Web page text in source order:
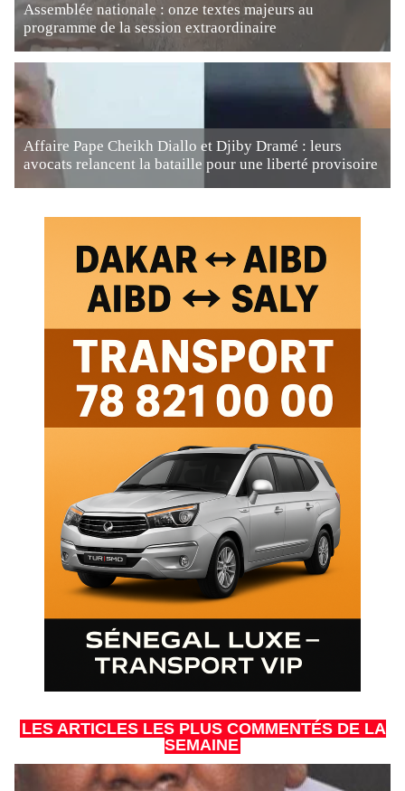
Assemblée nationale : onze textes majeurs au
programme de la session extraordinaire
Affaire Pape Cheikh Diallo et Djiby Dramé : leurs
avocats relancent la bataille pour une liberté provisoire
LES ARTICLES LES PLUS COMMENTÉS DE LA
SEMAINE